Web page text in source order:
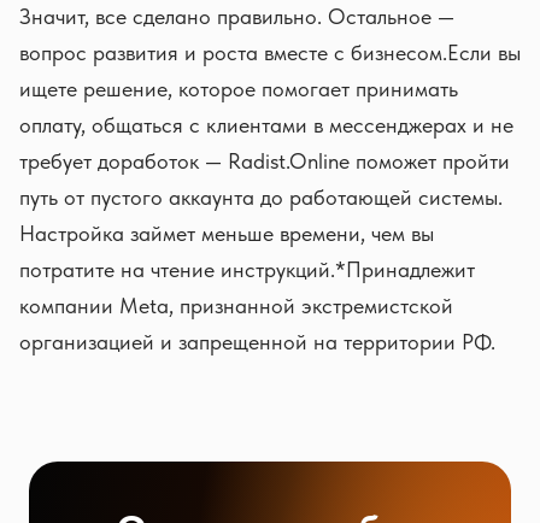
Значит, все сделано правильно. Остальное —
вопрос развития и роста вместе с бизнесом.Если вы
ищете решение, которое помогает принимать
оплату, общаться с клиентами в мессенджерах и не
требует доработок — Radist.Online поможет пройти
путь от пустого аккаунта до работающей системы.
Настройка займет меньше времени, чем вы
потратите на чтение инструкций.*Принадлежит
компании Meta, признанной экстремистской
организацией и запрещенной на территории РФ.